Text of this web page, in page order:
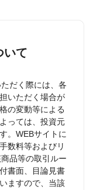
いて
だく際には、各
いただく場合が
の変動等による
っては、投資元
。WEBサイトに
数料等およびリ
品等の取引ルー
書面、目論見書
ますので、当該